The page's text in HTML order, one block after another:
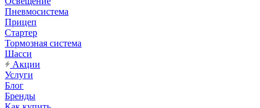
Пневмосистема
Прицеп
Стартер
Тормозная система
Шасси
Акции
Услуги
Блог
Бренды